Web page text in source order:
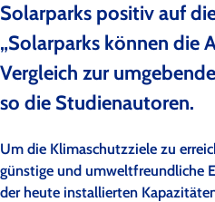
Solarparks positiv auf
„Solarparks können die
Vergleich zur
so die Studienautoren.
Um die Klimaschutzziele zu
günstige und umweltfreundliche
der heute installierten